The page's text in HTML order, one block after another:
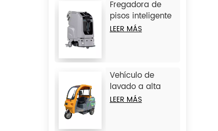
Fregadora de
pisos inteligente
sin conductor
LEER MÁS
Vehículo de
lavado a alta
presión de 3
LEER MÁS